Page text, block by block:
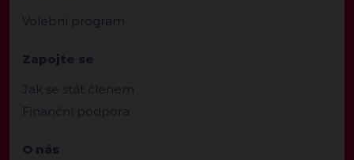
Volební program
Zapojte se
Jak se stát členem
Finanční podpora
O nás